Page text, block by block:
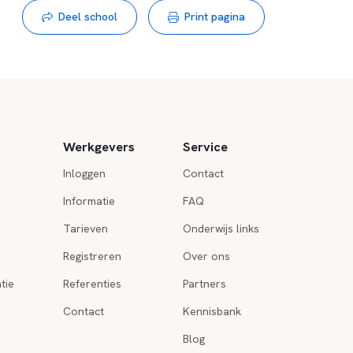
Deel school Print pagina
Werkgevers
Inloggen
Informatie
Tarieven
Registreren
Referenties
Contact
Service
Contact
FAQ
Onderwijs links
Over ons
Partners
Kennisbank
Blog